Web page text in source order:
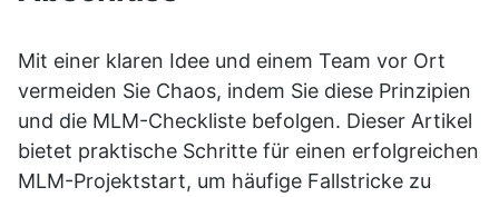
Mit einer klaren Idee und einem Team vor Ort
vermeiden Sie Chaos, indem Sie diese Prinzipien
und die MLM-Checkliste befolgen. Dieser Artikel
bietet praktische Schritte für einen erfolgreichen
MLM-Projektstart, um häufige Fallstricke zu